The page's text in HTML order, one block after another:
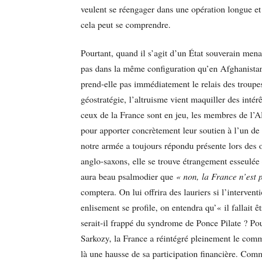
veulent se réengager dans une opération longue
cela peut se comprendre.
Pourtant, quand il s’agit d’un État souverain
pas dans la même configuration qu’en
prend-elle pas immédiatement le relais des
géostratégie, l’altruisme vient maquiller des
ceux de la France sont en jeu, les membres de
pour apporter concrètement leur soutien à l’un
notre armée a toujours répondu présente lors
anglo-saxons, elle se trouve étrangement
aura beau psalmodier que « non, la France n’est
comptera. On lui offrira des lauriers si
enlisement se profile, on entendra qu’« il fallait
serait-il frappé du syndrome de Ponce Pilate ?
Sarkozy, la France a réintégré pleinement le
là une hausse de sa participation financière.